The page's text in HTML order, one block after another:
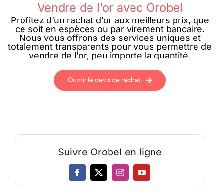
Vendre de l’or avec Orobel
Profitez d’un rachat d’or aux meilleurs prix, que
ce soit en espèces ou par virement bancaire.
Nous vous offrons des services uniques et
totalement transparents pour vous permettre de
vendre de l’or, peu importe la quantité.
Ouvrir le devis de rachat
Suivre Orobel en ligne